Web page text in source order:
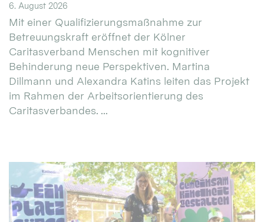
6. August 2026
Mit einer Qualifizierungsmaßnahme zur
Betreuungskraft eröffnet der Kölner
Caritasverband Menschen mit kognitiver
Behinderung neue Perspektiven. Martina
Dillmann und Alexandra Katins leiten das Projekt
im Rahmen der Arbeitsorientierung des
Caritasverbandes. ...